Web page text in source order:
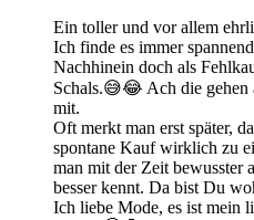
Ein toller und vor allem
Ich finde es immer
Nachhinein doch als
Schals.😅😂 Ach die gehen
mit.
Oft merkt man erst später,
spontane Kauf wirklich zu
man mit der Zeit bewusster
besser kennt. Da bist Du
Ich liebe Mode, es ist mein